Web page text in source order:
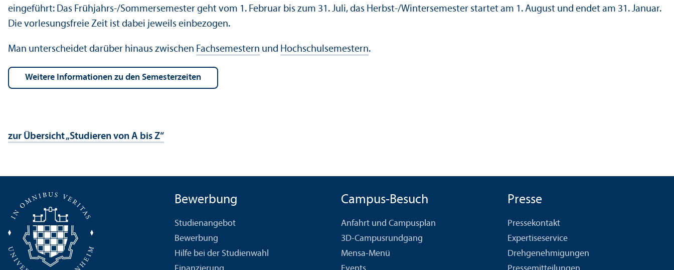
eingeführt: Das Frühjahrs-/Sommersemester geht vom 1. Februar bis zum 31. Juli, das Herbst-/Wintersemester startet am 1. August und endet am 31. Januar.
Die vorlesungs­freie Zeit ist dabei jeweils einbezogen.
Man unter­scheidet darüber hinaus zwischen Fach­semestern und Hochschul­semestern.
Weitere Informationen zu den Semesterzeiten
zur Über­sicht „Studieren von A bis Z“
Bewerbung
Studien­angebot
Bewerbung
Hilfe bei der Studien­wahl
Campus-Besuch
Anfahrt und Campusplan
3D-Campusrundgang
Mensa-Menü
Presse
Pressekontakt
Expertiseservice
Drehgenehmigungen